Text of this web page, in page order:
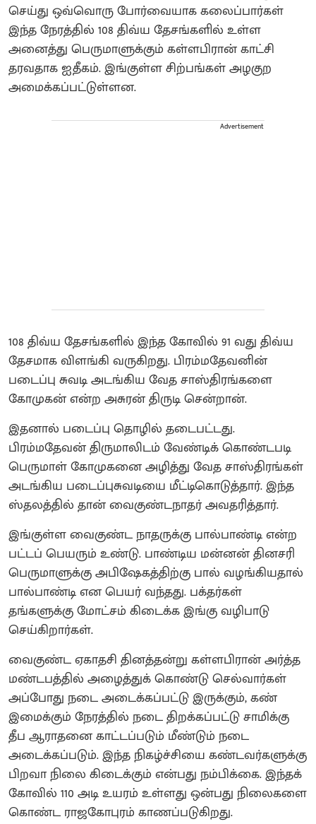
செய்து ஒவ்வொரு போர்வையாக கலைப்பார்கள்
இந்த நேரத்தில் 108 திவ்ய தேசங்களில் உள்ள
அனைத்து பெருமாளுக்கும் கள்ளபிரான் காட்சி
தரவதாக ஐதீகம். இங்குள்ள சிற்பங்கள் அழகுற
அமைக்கப்பட்டுள்ளன.
Advertisement
108 திவ்ய தேசங்களில் இந்த கோவில் 91 வது திவ்ய
தேசமாக விளங்கி வருகிறது. பிரம்மதேவனின்
படைப்பு சுவடி அடங்கிய வேத சாஸ்திரங்களை
கோமுகன் என்ற அசுரன் திருடி சென்றான்.
இதனால் படைப்பு தொழில் தடைபட்டது.
பிரம்மதேவன் திருமாலிடம் வேண்டிக் கொண்டபடி
பெருமாள் கோமுகனை அழித்து வேத சாஸ்திரங்கள்
அடங்கிய படைப்புசுவடியை மீட்டிகொடுத்தார். இந்த
ஸ்தலத்தில் தான் வைகுண்டநாதர் அவதரித்தார்.
இங்குள்ள வைகுண்ட நாதருக்கு பால்பாண்டி என்ற
பட்டப் பெயரும் உண்டு. பாண்டிய மன்னன் தினசரி
பெருமாளுக்கு அபிஷேகத்திற்கு பால் வழங்கியதால்
பால்பாண்டி என பெயர் வந்தது. பக்தர்கள்
தங்களுக்கு மோட்சம் கிடைக்க இங்கு வழிபாடு
செய்கிறார்கள்.
வைகுண்ட ஏகாதசி தினத்தன்று கள்ளபிரான் அர்த்த
மண்டபத்தில் அழைத்துக் கொண்டு செல்வார்கள்
அப்போது நடை அடைக்கப்பட்டு இருக்கும், கண்
இமைக்கும் நேரத்தில் நடை திறக்கப்பட்டு சாமிக்கு
தீப ஆராதனை காட்டப்படும் மீண்டும் நடை
அடைக்கப்படும். இந்த நிகழ்ச்சியை கண்டவர்களுக்கு
பிறவா நிலை கிடைக்கும் என்பது நம்பிக்கை. இந்தக்
கோவில் 110 அடி உயரம் உள்ளது ஒன்பது நிலைகளை
கொண்ட ராஜகோபுரம் காணப்படுகிறது.